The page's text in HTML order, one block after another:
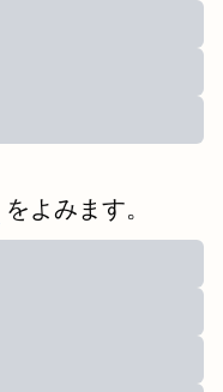
をよみます。